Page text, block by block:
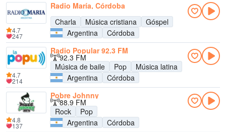
Radio María, Córdoba
Charla
Música cristiana
Góspel
Argentina
Córdoba
4.7
247
Radio Popular 92.3 FM
92.3 FM
Música de baile
Pop
Música latina
Argentina
Córdoba
4.7
214
Pobre Johnny
88.9 FM
Rock
Pop
Argentina
Córdoba
4.8
137